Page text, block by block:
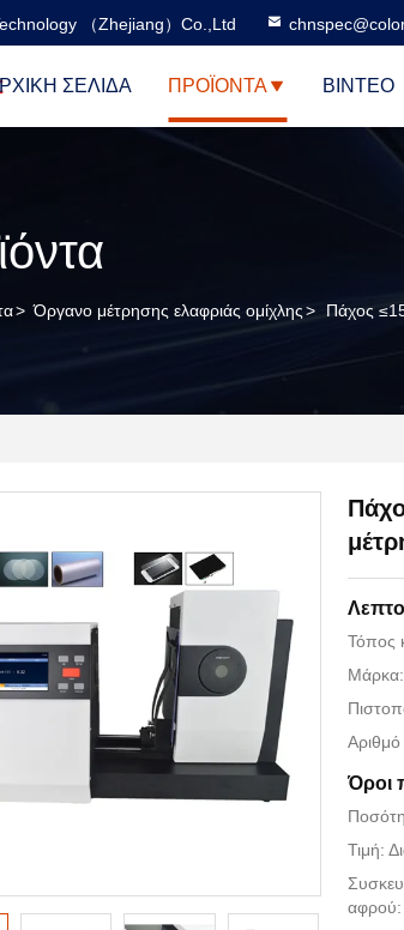
（Zhejiang）Co.,Ltd
ΣΕΛΊΔΑ ΠΡΟΪΌΝΤΑ ΒΊΝΤΕΟ
> Όργανο μέτρησης ελαφριάς ομίχλης> Πάχος
Τόπος
Όροι
Τιμή:
αφρού: